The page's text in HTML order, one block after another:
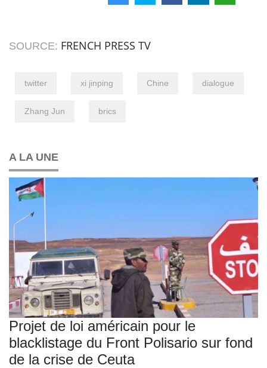
SOURCE: FRENCH PRESS TV
twitter xi jinping Chine dialogue
Zhang Jun brics
A LA UNE
Projet de loi américain pour le
blacklistage du Front Polisario sur fond
de la crise de Ceuta